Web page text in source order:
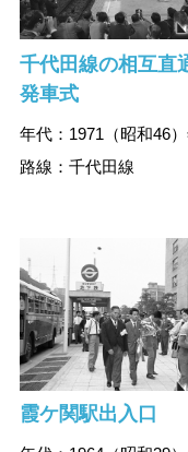
千代田線の相互直
発車式
年代：1971（昭和46
路線：千代田線
霞ケ関駅出入口